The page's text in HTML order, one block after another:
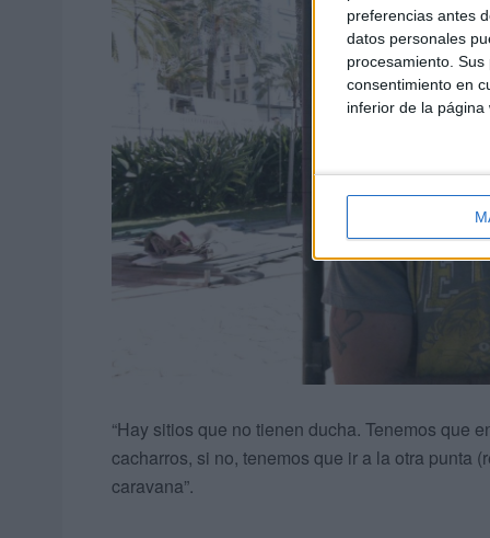
preferencias antes
datos personales
procesamiento.
consentimiento en
inferior de la página
“Hay sitios que no tienen ducha. Tenemos que
cacharros, si no, tenemos que ir a la otra punta
caravana”.